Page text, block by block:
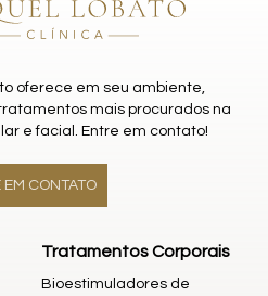
oferece em seu ambiente,
mais procurados na
e facial. Entre em contato!
EM CONTATO
Tratamentos Corporais
Bioestimuladores de